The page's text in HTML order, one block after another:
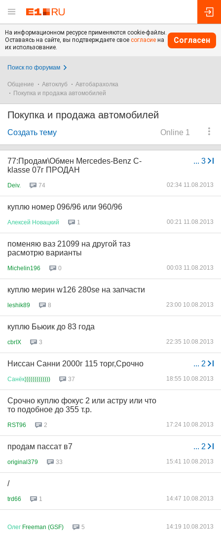
На информационном ресурсе применяются cookie-файлы.
Оставаясь на сайте, вы подтверждаете свое согласие на
их использование.
Согласен
Поиск по форумам
Общение Автоклуб
Автобарахолка
Покупка и продажа автомобилей
Покупка и продажа автомобилей
Online 1
Создать тему
... 3
77:Продам\Обмен Mercedes-Benz C-
klasse 07г ПРОДАН
Deiv. 74 02:34 11.08.2013
куплю номер 096/96 или 960/96
Алексей Новацкий 1 00:21 11.08.2013
поменяю ваз 21099 на другой таз
расмотрю варианты
Michelin196 0 00:03 11.08.2013
куплю мерин w126 280se на запчасти
leshik89 8 23:00 10.08.2013
куплю Бьюик до 83 года
cbrIX 3 22:35 10.08.2013
... 2
Ниссан Санни 2000г 115 торг,Срочно
Санёк))))))))))))) 37 18:55 10.08.2013
Срочно куплю фокус 2 или астру или что
то подобное до 355 т.р.
RST96 2 17:24 10.08.2013
... 2
продам пассат в7
original379 33 15:41 10.08.2013
/
trd66 1 14:47 10.08.2013
Олег Freeman (GSF) 5 14:19 10.08.2013